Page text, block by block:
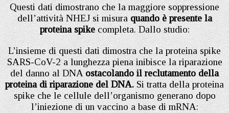
Questi dati dimostrano che la maggiore soppressione
dell’attività NHEJ si misuraquando è presente la
proteina spikecompleta. Dallo studio:
L’insieme di questi dati dimostra che la proteina spike
SARS-CoV-2 a lunghezza piena inibisce la riparazione
del danno al DNAostacolando il reclutamento della
proteina di riparazione del DNA.Si tratta della proteina
spike che le cellule dell’organismo generano dopo
l’iniezione di un vaccino a base di mRNA: